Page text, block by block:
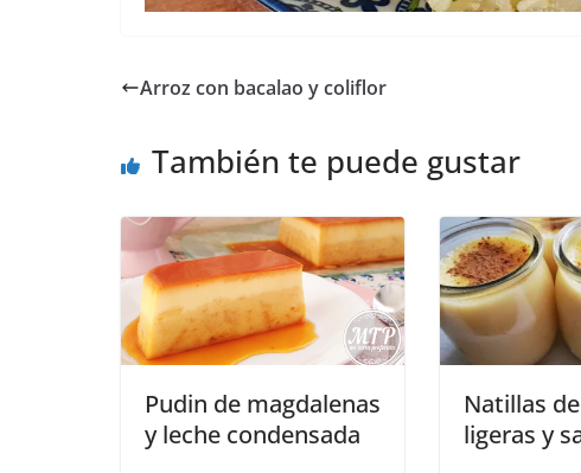
Arroz con bacalao y coliflor
También te puede gustar
Pudin de magdalenas
y leche condensada
Natillas
ligeras y